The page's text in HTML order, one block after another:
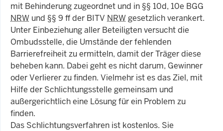
mit Behinderung zugeordnet und in §§ 10d, 10e BGG
NRW und §§ 9 ff der BITV NRWgesetzlich verankert.
Unter Einbeziehung aller Beteiligten versucht die
Ombudsstelle, die Umstände der fehlenden
Barrierefreiheit zu ermitteln, damit der Träger diese
beheben kann. Dabei geht es nicht darum, Gewinner
oder Verlierer zu finden. Vielmehr ist es das Ziel, mit
Hilfe der Schlichtungsstelle gemeinsam und
außergerichtlich eine Lösung für ein Problem zu
finden.
Das Schlichtungsverfahren ist kostenlos. Sie